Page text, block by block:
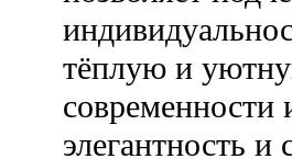
тёплую и
элегантность